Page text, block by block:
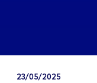
23/05/2025